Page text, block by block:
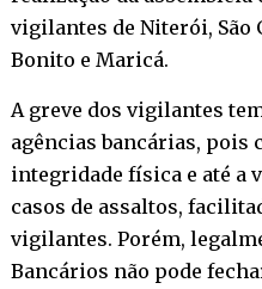
vigilantes de Niterói, São
Bonito e Maricá.
A greve dos vigilantes
agências bancárias, pois
integridade física e até a
casos de assaltos,
vigilantes. Porém,
Bancários não pode